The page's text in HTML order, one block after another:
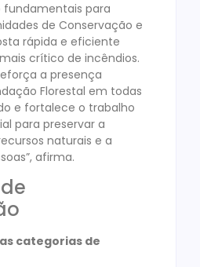
fundamentais para
de Conservação e
rápida e eficiente
crítico de incêndios.
a presença
Florestal em todas
e fortalece o trabalho
para preservar a
naturais e a
afirma.
categorias de